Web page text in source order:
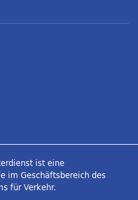
ist eine
im Geschäftsbereich des
für Verkehr.